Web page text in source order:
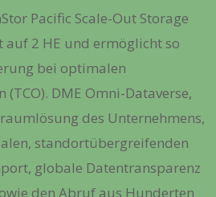
Pacific Scale-Out Storage
auf 2 HE und ermöglicht so
bei optimalen
DME Omni-Dataverse,
des Unternehmens,
standortübergreifenden
globale Datentransparenz
den Abruf aus Hunderten